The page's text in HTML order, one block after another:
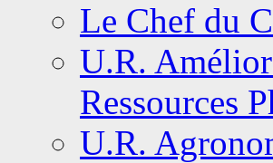
Le Chef du
U.R.
Ressources
U.R.